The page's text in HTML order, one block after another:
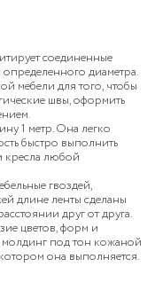
соединенные
диаметра.
мебели для того, чтобы
швы, оформить
1 метр. Она легко
быстро выполнить
кресла любой
гвоздей,
длине ленты сделаны
друг от друга.
цветов, форм и
молдинг под тон кожаной
она выполняется.